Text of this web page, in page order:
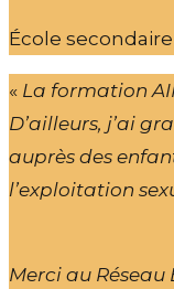
École
« La formation
D’ailleurs, j’ai
auprès des
l’exploitation
Merci au